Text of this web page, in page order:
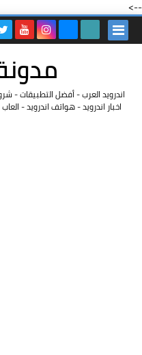
-->
اندرويد العرب - أفضل التطبيقات -
اخبار اندرويد - هواتف اندرويد -